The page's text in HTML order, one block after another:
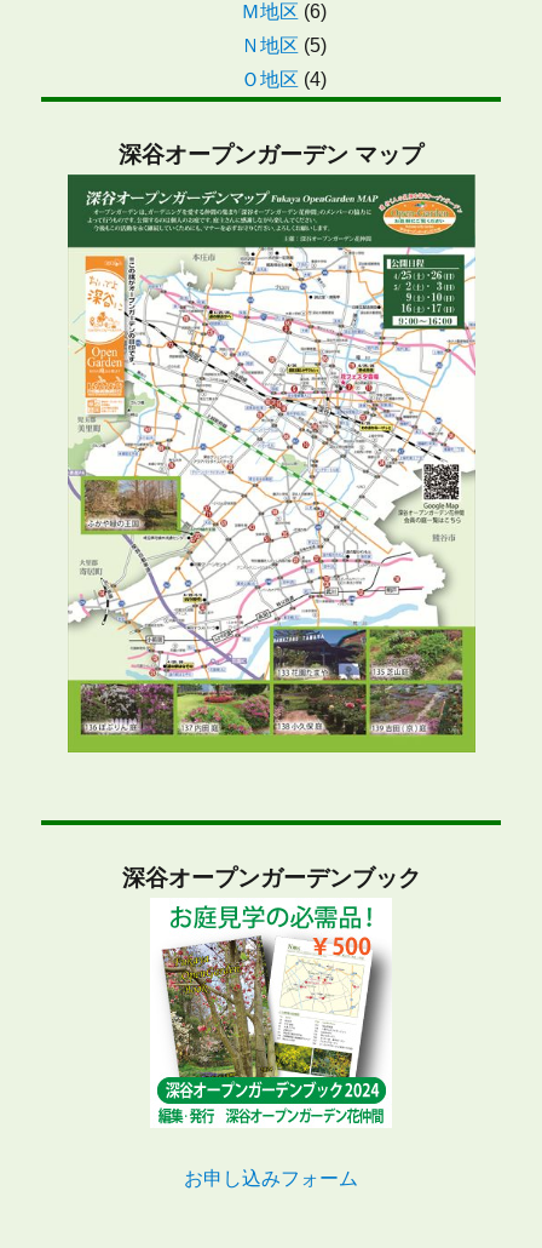
Ｍ地区 (6)
Ｎ地区 (5)
Ｏ地区 (4)
深谷オープンガーデン マップ
深谷オープンガーデンブック
お申し込みフォーム